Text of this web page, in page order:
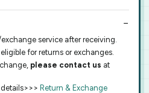
service after receiving.
for returns or exchanges.
please contact us at
Return & Exchange